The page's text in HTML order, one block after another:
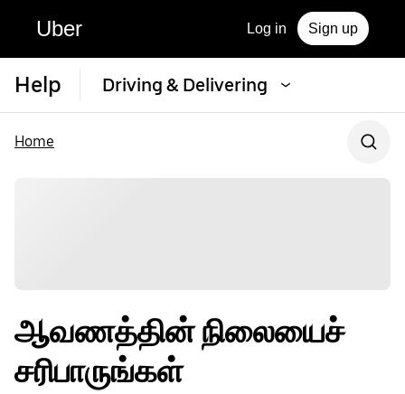
Uber Log in Sign up
Help Driving & Delivering
Home
ஆவணத்தின் நிலையைச்
சரிபாருங்கள்